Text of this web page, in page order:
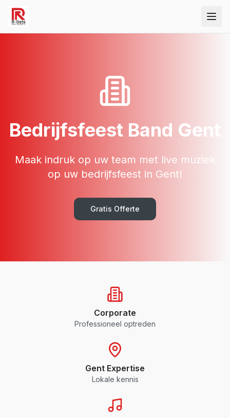
Bedrijfsfeest Band Gent
Maak indruk op uw team met live muziek
op uw bedrijfsfeest in Gent!
Gratis Offerte
Corporate
Professioneel optreden
Gent Expertise
Lokale kennis